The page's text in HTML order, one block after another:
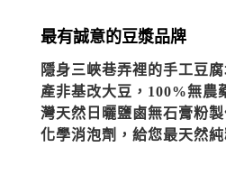
最有誠意的豆漿品牌
隱身三峽巷弄裡的手工豆
產非基改大豆，100%無農
灣天然日曬鹽鹵無石膏粉
化學消泡劑，給您最天然